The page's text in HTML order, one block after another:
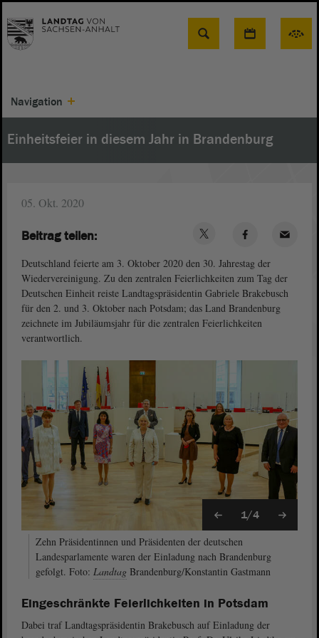
Suche
Navigation
Einheitsfeier in diesem Jahr in Brandenburg
05. Okt. 2020
Deutschland feierte am 3. Oktober 2020 den 30. Jahrestag der
Wiedervereinigung. Zu den zentralen Feierlichkeiten zum Tag der
Deutschen Einheit reiste Landtagspräsidentin Gabriele Brakebusch
für den 2. und 3. Oktober nach Potsdam; das Land Brandenburg
zeichnete im Jubiläumsjahr für die zentralen Feierlichkeiten
verantwortlich.
1/4
Zehn Präsidentinnen und Präsidenten der deutschen
Landesparlamente waren der Einladung nach Brandenburg
gefolgt. Foto: Landtag Brandenburg/Konstantin Gastmann
Eingeschränkte Feierlichkeiten in Potsdam
Dabei traf Landtagspräsidentin Brakebusch auf Einladung der
Beitrag teilen: